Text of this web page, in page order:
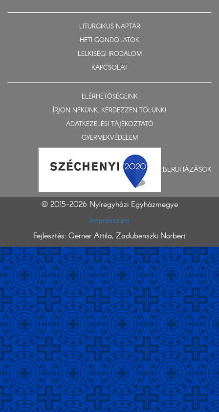
LITURGIKUS NAPTÁR
HETI GONDOLATOK
LELKISÉGI IRODALOM
KAPCSOLAT
ELÉRHETŐSÉGEINK
ÍRJON NEKÜNK, KÉRDEZZEN TŐLÜNK!
ADATKEZELÉSI TÁJÉKOZTATÓ
GYERMEKVÉDELEM
BERUHÁZÁSOK
© 2015-2026 Nyíregyházi Egyházmegye
Impresszum
Fejlesztés: Gerner Attila, Zadubenszki Norbert